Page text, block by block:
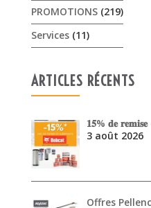
PROMOTIONS(219)
Services(11)
ARTICLES RÉCENTS
𝟏𝟓% 𝐝𝐞
3 août 2026
Offres